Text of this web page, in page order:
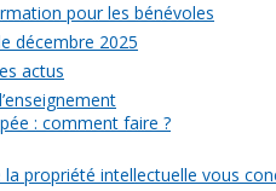
pour les bénévoles
décembre 2025
actus
: comment faire ?
propriété intellectuelle vous